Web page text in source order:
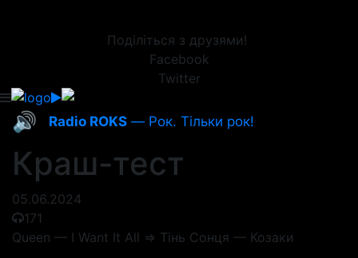
Поділіться з друзями!
Facebook
Twitter
🔊 Radio ROKS — Рок. Тільки рок!
Краш-тест
05.06.2024
171
Queen — I Want It All => Тінь Сонця — Козаки